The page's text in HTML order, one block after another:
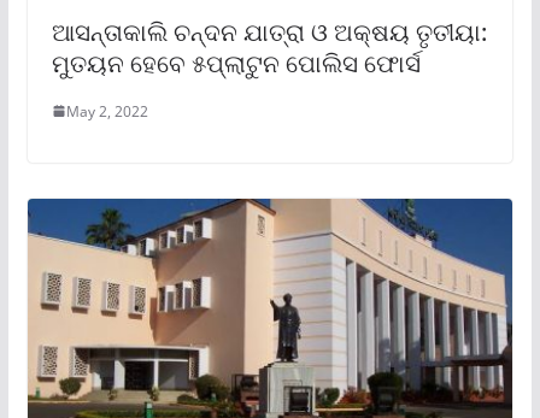
ଆସନ୍ତାକାଲି ଚନ୍ଦନ ଯାତ୍ରା ଓ ଅକ୍ଷୟ ତୃତୀୟା:
ମୁତୟନ ହେବେ ୫ପ୍ଲାଟୁନ ପୋଲିସ ଫୋର୍ସ
May 2, 2022